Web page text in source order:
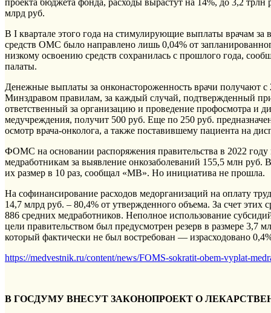
проекта бюджета фонда, расходы вырастут на 14%, до 3,2
млрд руб.
В I квартале этого года на стимулирующие выплаты врачам за
средств ОМС было направлено лишь 0,04% от
низкому освоению средств сохранилась с прошлого года,
палаты.
Денежные выплаты за онконастороженность врачи получают
Минздравом правилам, за каждый случай, подтвержденный
ответственный за организацию и проведение профосмотра и
медучреждения, получит 500 руб. Еще по 250 руб.
осмотр врача-онколога, а также поставившему пациента на
ФОМС на основании распоряжения правительства в 2022
медработникам за выявление онкозаболеваний 155,5 млн
их размер в 10 раз, сообщал «МВ». Но инициатива не прошла.
На софинансирование расходов медорганизаций на оплату
14,7 млрд руб. – 80,4% от утвержденного объема. За счет этих
886 средних медработников. Неполное использование
цели правительством был предусмотрен резерв в размере 3,7
который фактически не был востребован — израсходовано
https://medvestnik.ru/content/news/FOMS-sokratit-obem-vyplat-
В ГОСДУМУ ВНЕСУТ ЗАКОНОПРОЕКТ О